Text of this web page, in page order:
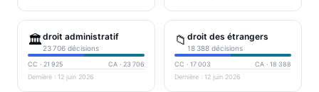
🏛️droit administratif
23 706 décisions
CC · 21 925 CA · 23 706
Dernière : 12 juin 2026
📁 droit des étrangers
18 388 décisions
CC · 17 003 CA · 18 388
Dernière : 12 juin 2026